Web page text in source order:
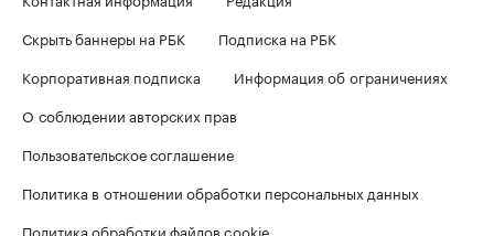
Скрыть баннеры на РБК
Подписка на РБК
Корпоративная подписка
Информация об ограничениях
О соблюдении авторских прав
Пользовательское соглашение
Политика в отношении обработки персональных данных
Политика обработки файлов cookie